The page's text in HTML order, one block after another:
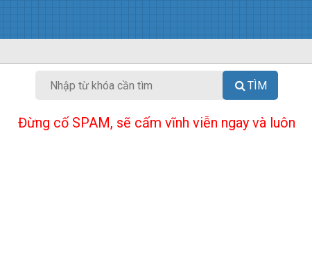
TÌM
Đừng cố SPAM, sẽ cấm vĩnh viễn ngay và luôn